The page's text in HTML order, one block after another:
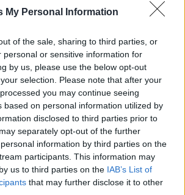
My Personal Information
of the sale, sharing to third parties, or
personal or sensitive information for
by us, please use the below opt-out
selection. Please note that after your
you may continue seeing
based on personal information utilized by
disclosed to third parties prior to
separately opt-out of the further
information by third parties on the
participants. This information may
us to third parties on the IAB’s List of
that may further disclose it to other
22:48
στην Καραϊβική για
η γυναίκα,
σύζυγός της
ευτυχίας που το ζευγάρι
μέσα κοινωνικής δικτύωσης,
το ιστορικό της σχέσης